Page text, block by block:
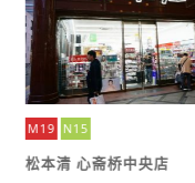
M19 N15
松本清 心斋桥中央店